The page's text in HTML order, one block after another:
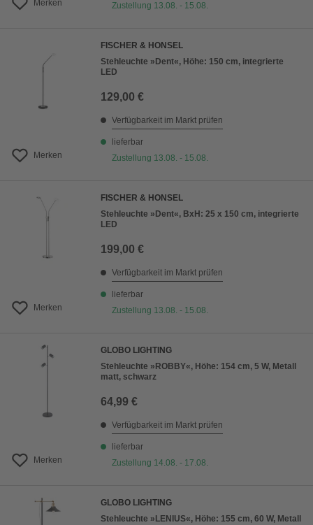
Merken
Zustellung 13.08. - 15.08.
Merken
FISCHER & HONSEL
Stehleuchte »Dent«, Höhe: 150 cm, integrierte
LED
129,00 €
Verfügbarkeit im Markt prüfen
lieferbar
Zustellung 13.08. - 15.08.
Merken
FISCHER & HONSEL
Stehleuchte »Dent«, BxH: 25 x 150 cm, integrierte
LED
199,00 €
Verfügbarkeit im Markt prüfen
lieferbar
Zustellung 13.08. - 15.08.
Merken
GLOBO LIGHTING
Stehleuchte »ROBBY«, Höhe: 154 cm, 5 W, Metall
matt, schwarz
64,99 €
Verfügbarkeit im Markt prüfen
lieferbar
Zustellung 14.08. - 17.08.
GLOBO LIGHTING
Stehleuchte »LENIUS«, Höhe: 155 cm, 60 W, Metall